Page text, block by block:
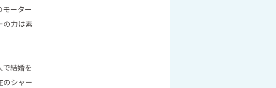
ーター
の力は素
結婚を
のシャー